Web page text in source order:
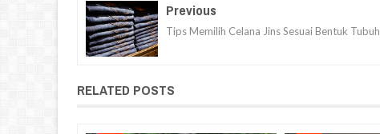
Previous
Tips Memilih Celana Jins Sesuai Bentuk Tubuh
RELATED POSTS